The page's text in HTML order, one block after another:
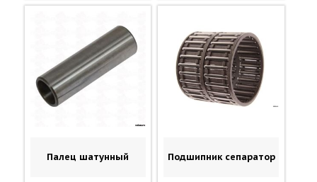
Палец шатунный Подшипник сепаратор